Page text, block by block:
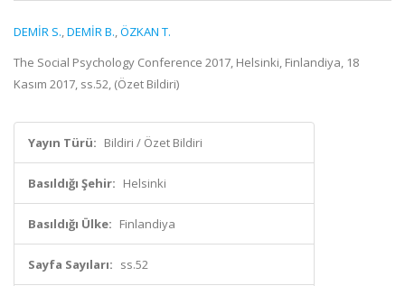
DEMİR S.,DEMİR B.,ÖZKAN T.
The Social Psychology Conference 2017, Helsinki, Finlandiya, 18
Kasım 2017, ss.52, (Özet Bildiri)
Yayın Türü: Bildiri / Özet Bildiri
Basıldığı Şehir: Helsinki
Basıldığı Ülke: Finlandiya
Sayfa Sayıları: ss.52